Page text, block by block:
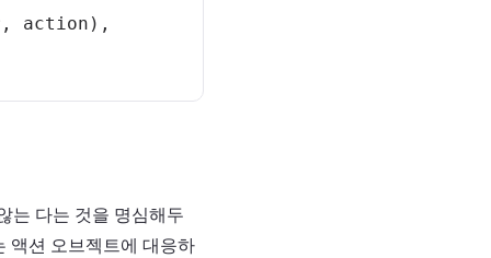
, action ) ,
는 다는 것을 명심해두
액션 오브젝트에 대응하